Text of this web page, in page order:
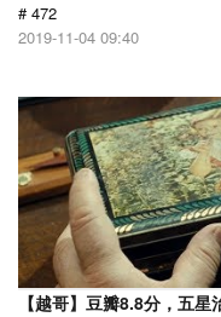
# 472
2019-11-04 09:40
【越哥】豆瓣8.8分，五